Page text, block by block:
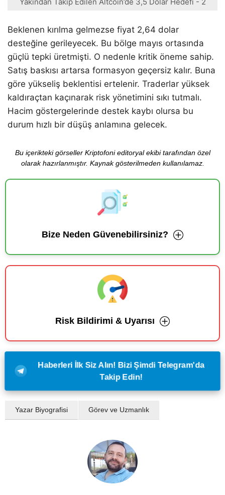
Beklenen kırılma gelmezse fiyat 2,64 dolar
desteğine gerileyecek. Bu bölge mayıs ortasında
güçlü tepki üretmişti. O nedenle kritik öneme sahip.
Satış baskısı artarsa formasyon geçersiz kalır. Buna
göre yükseliş beklentisi ertelenir. Traderlar yüksek
kaldıraçtan kaçınarak risk yönetimini sıkı tutmalı.
Hacim göstergelerinde destek kaybı olursa bu
durum hızlı bir düşüş anlamına gelecek.
Bu içerikteki görseller Kriptofoni editoryal ekibi tarafından özel
olarak hazırlanmıştır. Kaynak gösterilmeden kullanılamaz.
Bize Neden Güvenebilirsiniz?
Risk Bildirimi & Uyarısı
Haberleri İlk Siz Alın! Bizi Şimdi Telegram'da
Takip Edin!
Yazar Biyografisi Görev ve Uzmanlık